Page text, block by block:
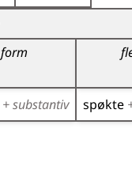
+ substantiv spøkte